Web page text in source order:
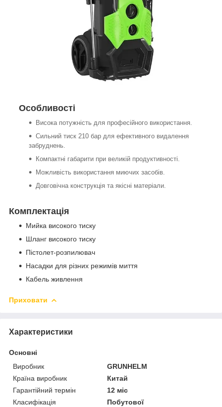
Особливості
Висока потужність для професійного використання.
Сильний тиск 210 бар для ефективного видалення
забруднень.
Компактні габарити при великій продуктивності.
Можливість використання миючих засобів.
Довговічна конструкція та якісні матеріали.
Комплектація
Мийка високого тиску
Шланг високого тиску
Пістолет-розпилювач
Насадки для різних режимів миття
Кабель живлення
Приховати
Характеристики
Основні
Виробник
GRUNHELM
Країна виробник
Китай
Гарантійний термін
12 міс
Класифікація
Побутової